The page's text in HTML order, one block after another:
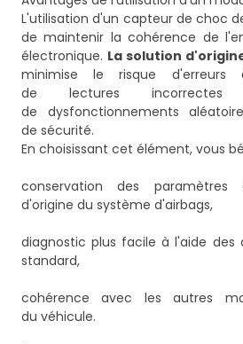
L'utilisation d'un capteur de choc
de maintenir la cohérence de
électronique. La solution
minimise le risque d'erreurs
de lectures incorrectes
de dysfonctionnements
de sécurité.
En choisissant cet élément, vous
conservation des paramètres
d'origine du système d'airbags,
diagnostic plus facile à l'aide des
standard,
cohérence avec les autres
du véhicule.